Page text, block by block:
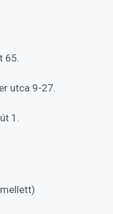
65.
utca 9-27.
1.